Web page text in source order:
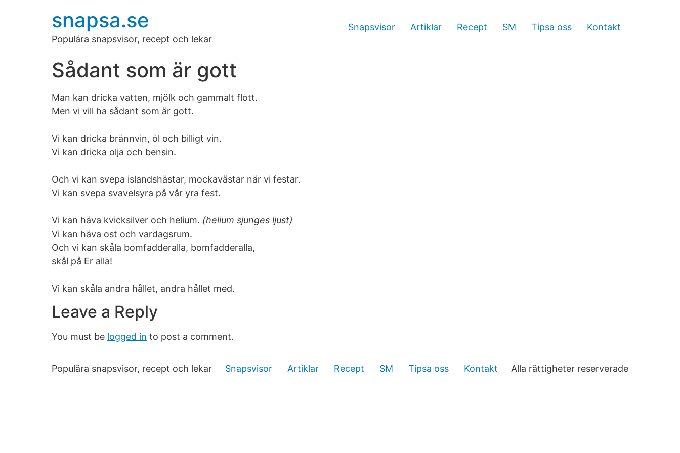
snapsa.se
Populära snapsvisor, recept och lekar
Snapsvisor Artiklar Recept SM Tipsa oss Kontakt
Sådant som är gott
Man kan dricka vatten, mjölk och gammalt flott.
Men vi vill ha sådant som är gott.
Vi kan dricka brännvin, öl och billigt vin.
Vi kan dricka olja och bensin.
Och vi kan svepa islandshästar, mockavästar när vi festar.
Vi kan svepa svavelsyra på vår yra fest.
Vi kan häva kvicksilver och helium. (helium sjunges ljust)
Vi kan häva ost och vardagsrum.
Och vi kan skåla bomfadderalla, bomfadderalla,
skål på Er alla!
Vi kan skåla andra hållet, andra hållet med.
Leave a Reply
You must be logged in to post a comment.
Populära snapsvisor, recept och lekar Snapsvisor Artiklar Recept SM Tipsa oss Kontakt Alla rättigheter reserverade